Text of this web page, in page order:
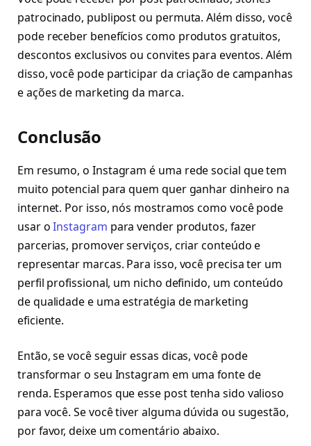
patrocinado, publipost ou permuta. Além disso, você
pode receber benefícios como produtos gratuitos,
descontos exclusivos ou convites para eventos. Além
disso, você pode participar da criação de campanhas
e ações de marketing da marca.
Conclusão
Em resumo, o Instagram é uma rede social que tem
muito potencial para quem quer ganhar dinheiro na
internet. Por isso, nós mostramos como você pode
usar oInstagram para vender produtos, fazer
parcerias, promover serviços, criar conteúdo e
representar marcas. Para isso, você precisa ter um
perfil profissional, um nicho definido, um conteúdo
de qualidade e uma estratégia de marketing
eficiente.
Então, se você seguir essas dicas, você pode
transformar o seu Instagram em uma fonte de
renda. Esperamos que esse post tenha sido valioso
para você. Se você tiver alguma dúvida ou sugestão,
por favor, deixe um comentário abaixo.